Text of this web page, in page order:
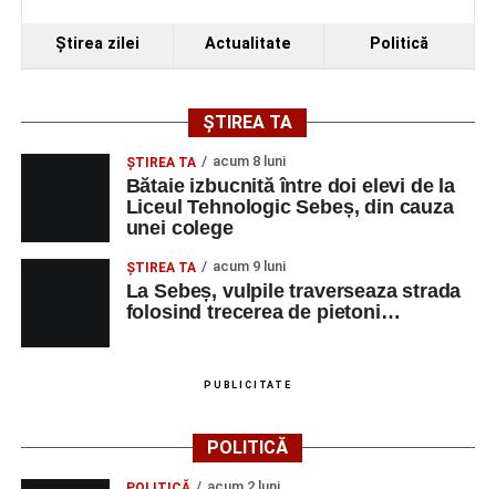
Ştirea zilei Actualitate Politică
ȘTIREA TA
ŞTIREA TA acum 8 luni
Bătaie izbucnită între doi elevi de la
Liceul Tehnologic Sebeș, din cauza
unei colege
ŞTIREA TA acum 9 luni
La Sebeș, vulpile traverseaza strada
folosind trecerea de pietoni…
PUBLICITATE
POLITICĂ